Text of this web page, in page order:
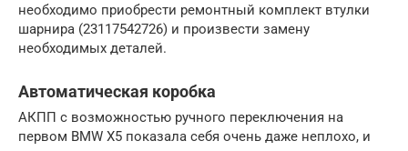
необходимо приобрести ремонтный комплект втулки
шарнира (23117542726) и произвести замену
необходимых деталей.
Автоматическая коробка
АКПП с возможностью ручного переключения на
первом BMW X5 показала себя очень даже неплохо, и